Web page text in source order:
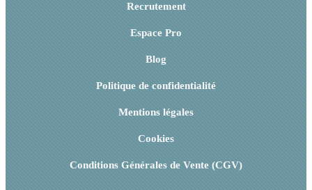
Recrutement
Espace Pro
Blog
Politique de confidentialité
Mentions légales
Cookies
Conditions Générales de Vente (CGV)